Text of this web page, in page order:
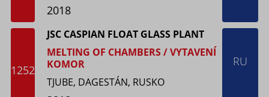
2018
1252
JSC CASPIAN FLOAT GLASS PLANT
MELTING OF CHAMBERS / VYTAVENÍ
KOMOR
TJUBE, DAGESTÁN, RUSKO
RU